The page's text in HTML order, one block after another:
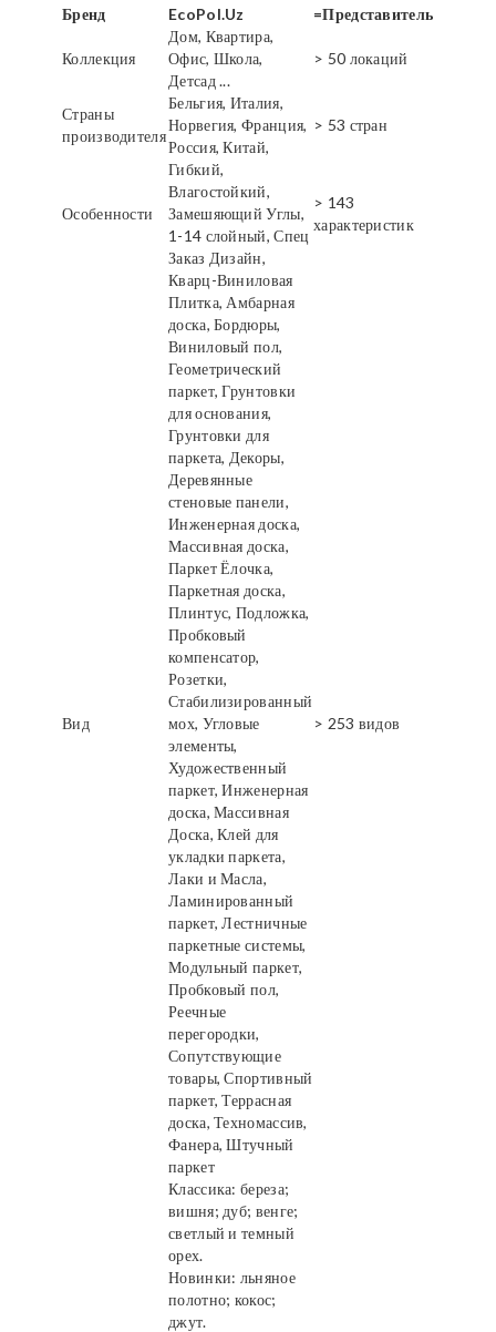
Бренд EcoPol.Uz =Представитель
Коллекция
Дом, Квартира,
Офис, Школа,
Детсад ...
> 50 локаций
Страны
производителя
Бельгия, Италия,
Норвегия, Франция,
Россия, Китай,
> 53 стран
Особенности
Гибкий,
Влагостойкий,
Замешяющий Углы,
1-14 слойный, Спец
Заказ Дизайн,
> 143
характеристик
Вид
Кварц-Виниловая
Плитка, Амбарная
доска, Бордюры,
Виниловый пол,
Геометрический
паркет, Грунтовки
для основания,
Грунтовки для
паркета, Декоры,
Деревянные
стеновые панели,
Инженерная доска,
Массивная доска,
Паркет Ёлочка,
Паркетная доска,
Плинтус, Подложка,
Пробковый
компенсатор,
Розетки,
Стабилизированный
мох, Угловые
элементы,
Художественный
паркет, Инженерная
доска, Массивная
Доска, Клей для
укладки паркета,
Лаки и Масла,
Ламинированный
паркет, Лестничные
паркетные системы,
Модульный паркет,
Пробковый пол,
Реечные
перегородки,
Сопутствующие
товары, Спортивный
паркет, Террасная
доска, Техномассив,
Фанера, Штучный
паркет
> 253 видов
Классика: береза;
вишня; дуб; венге;
светлый и темный
орех.
Новинки: льняное
полотно; кокос;
джут.